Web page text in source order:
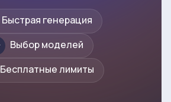
Быстрая генерация
Выбор моделей
Бесплатные лимиты